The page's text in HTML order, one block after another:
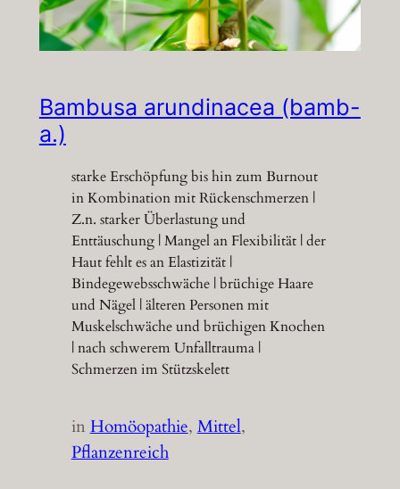
Bambusa arundinacea (bamb-
a.)
starke Erschöpfung bis hin zum Burnout
in Kombination mit Rückenschmerzen |
Z.n. starker Überlastung und
Enttäuschung | Mangel an Flexibilität | der
Haut fehlt es an Elastizität |
Bindegewebsschwäche | brüchige Haare
und Nägel | älteren Personen mit
Muskelschwäche und brüchigen Knochen
| nach schwerem Unfalltrauma |
Schmerzen im Stützskelett
inHomöopathie, Mittel
Pflanzenreich